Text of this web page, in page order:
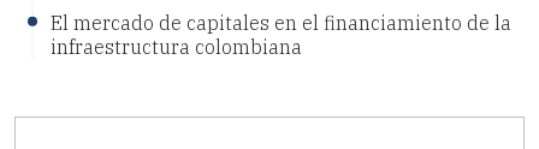
El mercado de capitales en el financiamiento de la
infraestructura colombiana